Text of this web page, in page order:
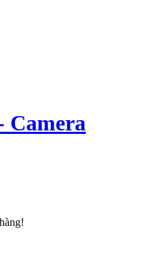
Camera